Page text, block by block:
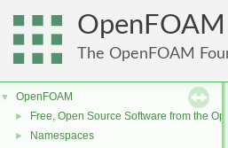
OpenFOAM
The OpenFOAM
▼ OpenFOAM
► Free, Open Source Software from the
► Namespaces